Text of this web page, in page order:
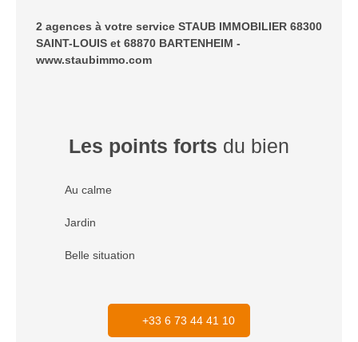
2 agences à votre service STAUB IMMOBILIER 68300
SAINT-LOUIS et 68870 BARTENHEIM -
www.staubimmo.com
Les points forts du bien
Au calme
Jardin
Belle situation
+33 6 73 44 41 10